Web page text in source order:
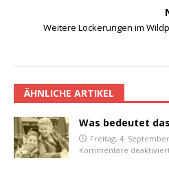
Weitere Lockerungen im
ÄHNLICHE ARTIKEL
Was bedeutet
Freitag, 4.
Kommentare